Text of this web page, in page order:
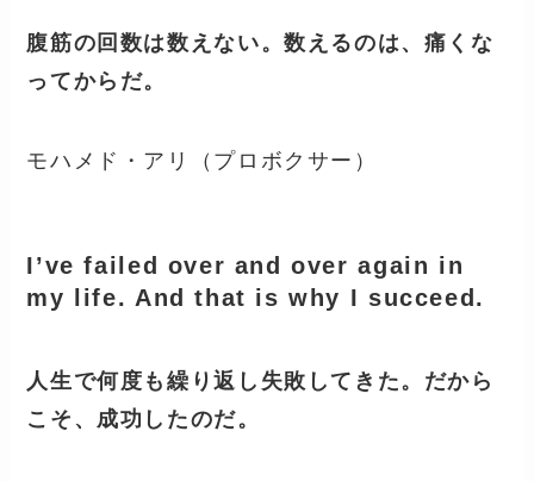
腹筋の回数は数えない。数えるのは、痛くな
ってからだ。
モハメド・アリ（プロボクサー）
I’ve failed over and over again in
my life. And that is why I succeed.
人生で何度も繰り返し失敗してきた。だから
こそ、成功したのだ。